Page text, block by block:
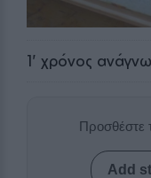
1' χρόνος
Προσθέστε
Add